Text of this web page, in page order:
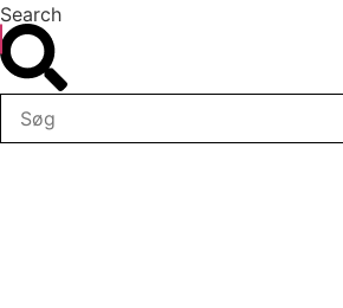
Search